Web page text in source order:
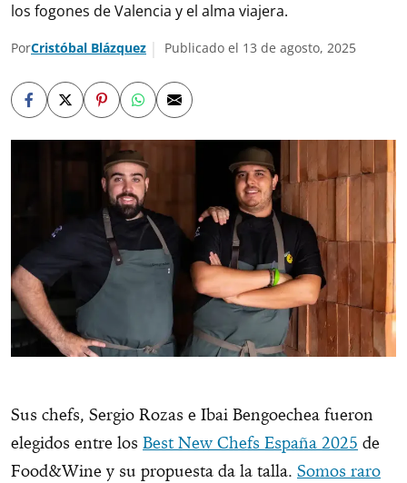
los fogones de Valencia y el alma viajera.
PorCristóbal Blázquez Publicado el 13 de agosto, 2025
Sus chefs, Sergio Rozas e Ibai Bengoechea fueron
elegidos entre los Best New Chefs España 2025 de
Food&Wine y su propuesta da la talla. Somos raro